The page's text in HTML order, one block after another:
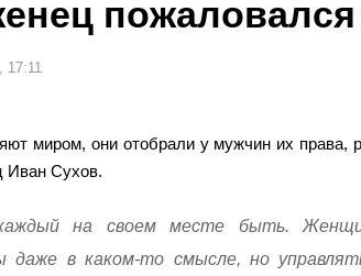
17:11
миром, они отобрали у мужчин их права,
Иван Сухов.
на своем месте быть.
даже в каком-то смысле, но